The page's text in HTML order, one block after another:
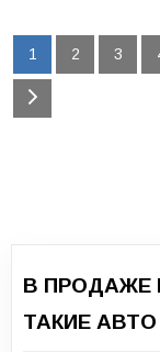
1 2 3
В ПРОДАЖЕ
ТАКИЕ АВТО